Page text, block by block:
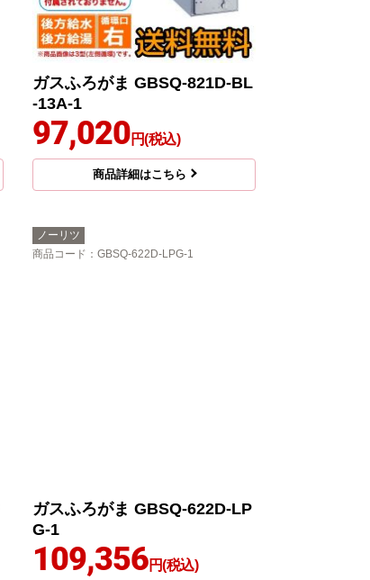
ガスふろがま GBSQ-821D-BL
-13A-1
97,020円(税込)
商品詳細はこちら
ノーリツ
商品コード ：GBSQ-622D-LPG-1
ガスふろがま GBSQ-622D-LP
G-1
109,356円(税込)